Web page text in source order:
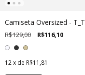
Camiseta Oversized - T_T
R$129,00 R$116,10
12x de R$11,81